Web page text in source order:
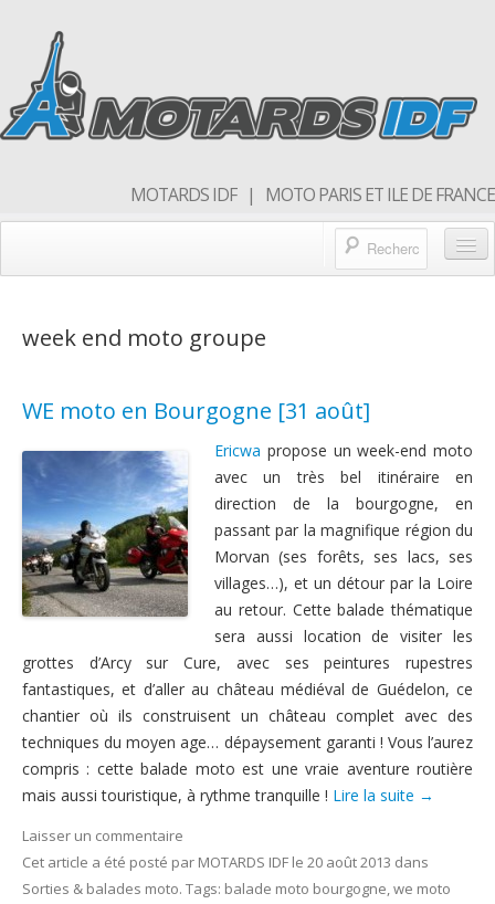
MOTARDS IDF | MOTO PARIS ET ILE DE FRANCE
Forum
Rejoins nous
Nous contacter
week end moto groupe
WE moto en Bourgogne [31 août]
Ericwa propose un week-end moto
avec un très bel itinéraire en
direction de la bourgogne, en
passant par la magnifique région du
Morvan (ses forêts, ses lacs, ses
villages…), et un détour par la Loire
au retour. Cette balade thématique
sera aussi location de visiter les
grottes d’Arcy sur Cure, avec ses peintures rupestres
fantastiques, et d’aller au château médiéval de Guédelon, ce
chantier où ils construisent un château complet avec des
techniques du moyen age… dépaysement garanti ! Vous l’aurez
compris : cette balade moto est une vraie aventure routière
mais aussi touristique, à rythme tranquille ! Lire la suite →
Laisser un commentaire
Cet article a été posté par MOTARDS IDF le 20 août 2013 dans
Sorties & balades moto. Tags: balade moto bourgogne,we moto